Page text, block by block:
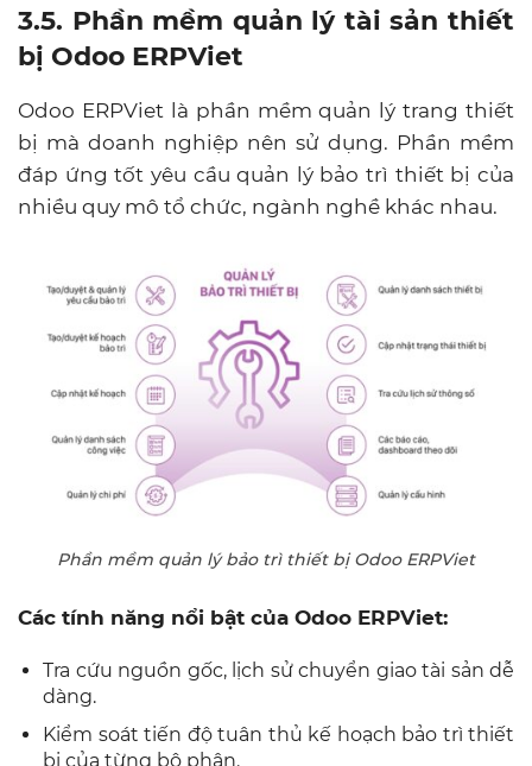
3.5. Phần mềm quản lý tài sản thiết
bị Odoo ERPViet
Odoo ERPViet là phần mềm quản lý trang thiết
bị mà doanh nghiệp nên sử dụng. Phần mềm
đáp ứng tốt yêu cầu quản lý bảo trì thiết bị của
nhiều quy mô tổ chức, ngành nghề khác nhau.
Phần mềm quản lý bảo trì thiết bị Odoo ERPViet
Các tính năng nổi bật của Odoo ERPViet:
Tra cứu nguồn gốc, lịch sử chuyển giao tài sản dễ
dàng.
Kiểm soát tiến độ tuân thủ kế hoạch bảo trì thiết
bị của từng bộ phận.